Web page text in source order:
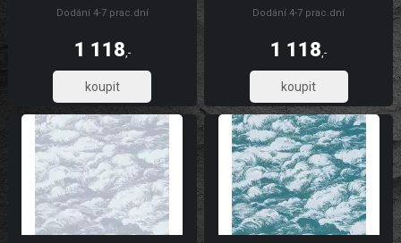
zeď. Vliesové tapety na zeď se
zakrytí jemných prasklin. AP Jungle
Dodání 4-7 prac.dní
1 118 ,-
923,61
zeď. Vliesové tapety na zeď se
zakrytí jemných prasklin. Tapety AS
Création AP Jungle Chic
Dodání 4-7 prac.dní
1 118 ,-
923,61